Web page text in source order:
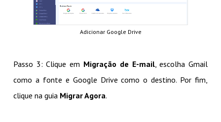
Adicionar Google Drive
Passo 3: Clique em Migração de E-mail, escolha Gmail
como a fonte e Google Drive como o destino. Por fim,
clique na guia Migrar Agora.